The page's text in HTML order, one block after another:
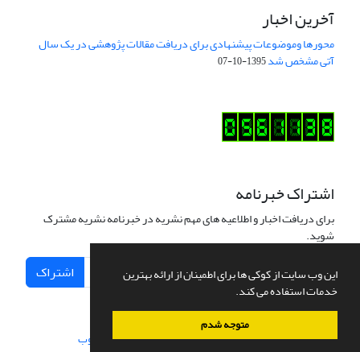
این وب سایت از کوکی ها برای اطمینان از ارائه بهترین
خدمات استفاده می کند.
متوجه شدم
آخرین اخبار
محورها وموضوعات پیشنهادی برای دریافت مقالات پژوهشی در یک سال
آتی مشخص شد1395-10-07
اشتراک خبرنامه
برای دریافت اخبار و اطلاعیه های مهم نشریه در خبرنامه نشریه مشترک
شوید.
اشتراک
سامانه مدیریت نشریات علمی.طراحی و پیاده سازی از سیناوب